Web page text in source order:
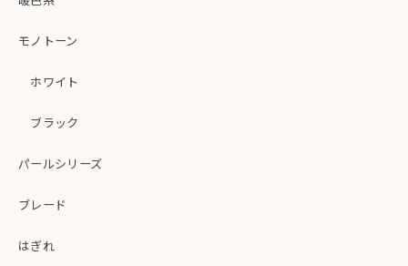
モノトーン
ホワイト
ブラック
パールシリーズ
ブレード
はぎれ